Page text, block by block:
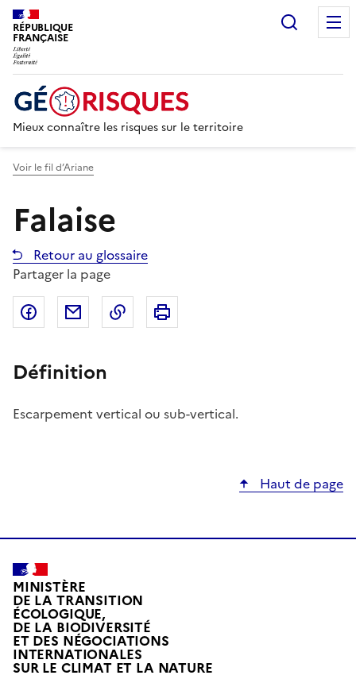
RÉPUBLIQUE
FRANÇAISE
Mieux connaître les risques sur le territoire
Voir le fil d’Ariane
Falaise
Retour au glossaire
Partager la page
Partager sur Facebook
Partager par emailCopier dans le presse-papier
Définition
Escarpement vertical ou sub-vertical.
Haut de page
MINISTÈRE
DE LA TRANSITION
ÉCOLOGIQUE,
DE LA BIODIVERSITÉ
ET DES NÉGOCIATIONS
INTERNATIONALES
SUR LE CLIMAT ET LA NATUREL